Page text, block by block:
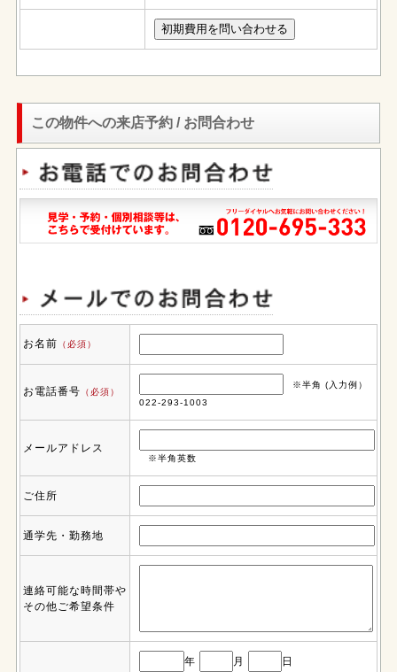
この物件への来店予約 / お問合わせ
お名前 （必須）
お電話番号 （必須）
※半角 (入力例）
022-293-1003
メールアドレス
※半角英数
ご住所
通学先・勤務地
連絡可能な時間帯や
その他ご希望条件
年 月
日